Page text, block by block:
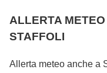
ALLERTA
STAFFOLI
Allerta meteo anche a